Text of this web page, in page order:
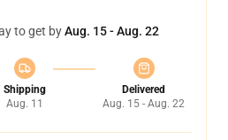
to get byAug. 15 - Aug. 22
Shipping
Aug. 11
Delivered
Aug. 15 - Aug. 22